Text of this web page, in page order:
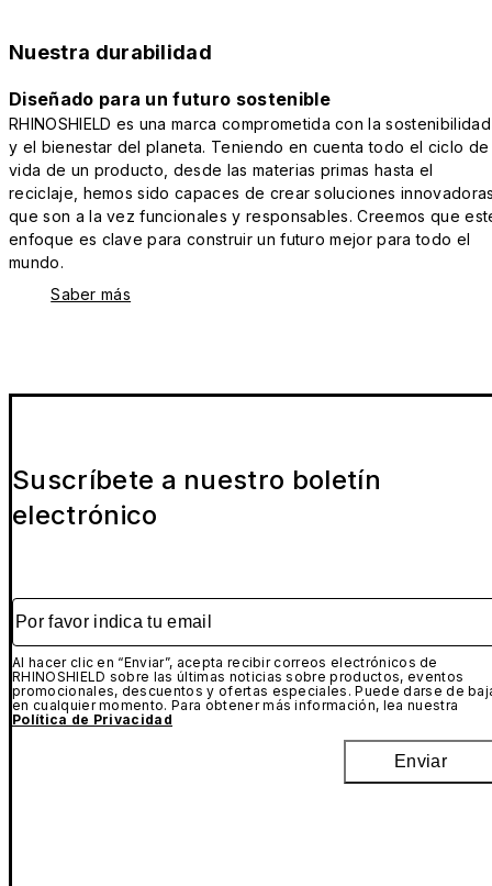
Nuestra durabilidad
Diseñado para un futuro sostenible
RHINOSHIELD es una marca comprometida con la sostenibilidad
y el bienestar del planeta. Teniendo en cuenta todo el ciclo de
vida de un producto, desde las materias primas hasta el
reciclaje, hemos sido capaces de crear soluciones
que son a la vez funcionales y responsables. Creemos que
enfoque es clave para construir un futuro mejor para todo el
mundo.
Saber más
Suscríbete a nuestro boletín
electrónico
Por favor indica tu email
Al hacer clic en “Enviar”, acepta recibir correos electrónicos de
RHINOSHIELD sobre las últimas noticias sobre productos, eventos
promocionales, descuentos y ofertas especiales. Puede darse de
en cualquier momento. Para obtener más información, lea nuestra
Política de Privacidad
Enviar